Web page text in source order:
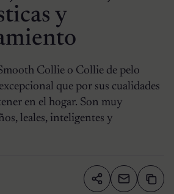
y
Collie o Collie de pelo
que por sus cualidades
en el hogar. Son muy
leales, inteligentes y
Compartir